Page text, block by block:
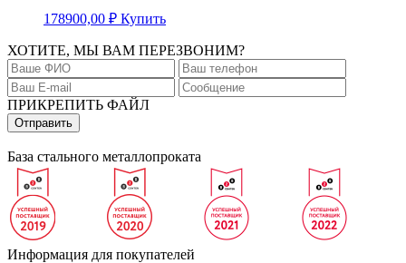
178900,00 ₽ Купить
ХОТИТЕ, МЫ ВАМ ПЕРЕЗВОНИМ?
ПРИКРЕПИТЬ ФАЙЛ
База стального металлопроката
Информация для покупателей